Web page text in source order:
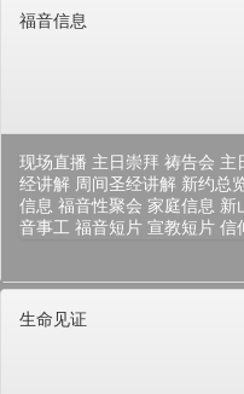
福音信息
现场直播 主日崇拜 祷告会 主
经讲解 周间圣经讲解 新约总
信息 福音性聚会 家庭信息 新
音事工 福音短片 宣教短片 信
生命见证